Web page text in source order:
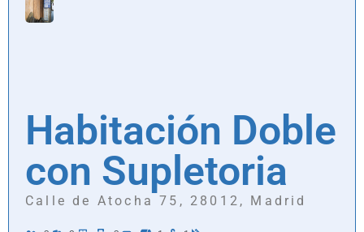
Habitación Doble
con Supletoria
Calle de Atocha 75, 28012, Madrid